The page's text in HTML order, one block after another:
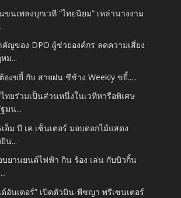
นเพลงบุกเวที “ไทยนิยม” เหล่านางงาม
ญของ DPO ผู้ช่วยองค์กร ลดความเสี่ยง
ม...
องขยี้ กับ สายฝน ชีช้าง Weekly ขยี้.....
ทยร่วมเป็นส่วนหนึ่งในเวทีหารือพิเศษ
มน...
อ็ม บี เค เซ็นเตอร์ มอบดอกไม้แสดง
น...
บยานยนต์ไฟฟ้า กิน ร้อง เล่น กับบิวกิ้น
อันเดอร์” เปิดตัวมิน-พีชญา พรีเซนเตอร์